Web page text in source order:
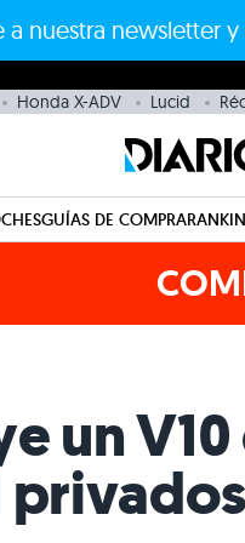
a nuestra newsletter
Honda X-ADV Lucid
GUÍAS DE COMPRA
un
privados